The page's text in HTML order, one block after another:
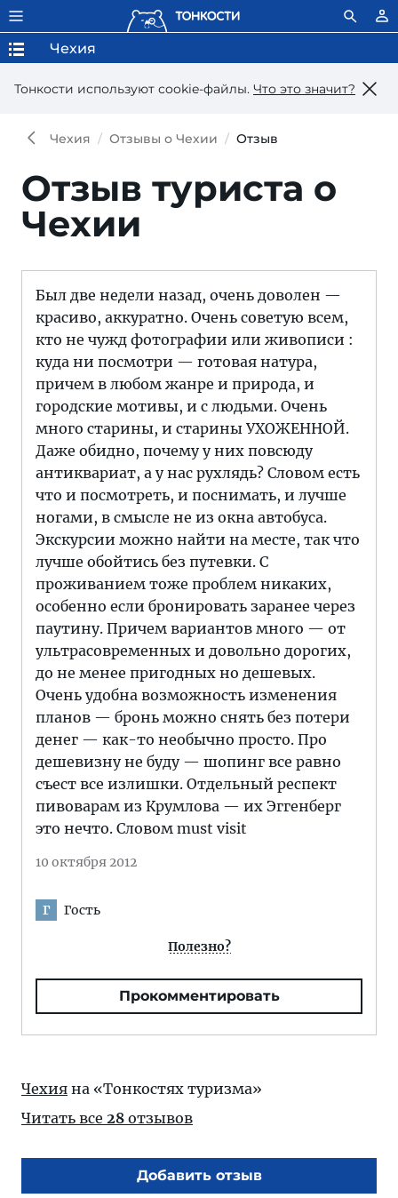
Тонкости используют сookie-файлы. Что это значит?
Чехия
Чехия Отзывы о Чехии Отзыв
Отзыв туриста о
Чехии
Был две недели назад, очень доволен —
красиво, аккуратно. Очень советую всем,
кто не чужд фотографии или живописи :
куда ни посмотри — готовая натура,
причем в любом жанре и природа, и
городские мотивы, и с людьми. Очень
много старины, и старины УХОЖЕННОЙ.
Даже обидно, почему у них повсюду
антиквариат, а у нас рухлядь? Словом есть
что и посмотреть, и поснимать, и лучше
ногами, в смысле не из окна автобуса.
Экскурсии можно найти на месте, так что
лучше обойтись без путевки. С
проживанием тоже проблем никаких,
особенно если бронировать заранее через
паутину. Причем вариантов много — от
ультрасовременных и довольно дорогих,
до не менее пригодных но дешевых.
Очень удобна возможность изменения
планов — бронь можно снять без потери
денег — как-то необычно просто. Про
дешевизну не буду — шопинг все равно
съест все излишки. Отдельный респект
пивоварам из Крумлова — их Эггенберг
это нечто. Словом must visit
10 октября 2012
Г Гость
Полезно?
Прокомментировать
Чехия на «Тонкостях туризма»
Читать все 28 отзывов
Добавить отзыв